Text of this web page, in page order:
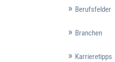
Berufsfelder
Branchen
Karrieretipps